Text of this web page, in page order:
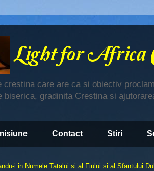
care are ca si obiectiv
gradinita Crestina si
Contact Stiri
i in Numele Tatalui si al Fiului si al Sfantului